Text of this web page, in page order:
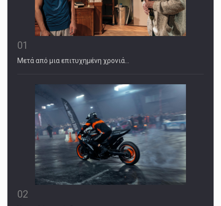
01
Μετά από μια επιτυχημένη χρονιά…
02